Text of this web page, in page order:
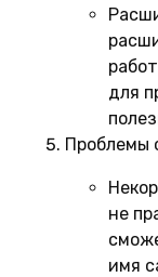
для
Проблемы
не
имя